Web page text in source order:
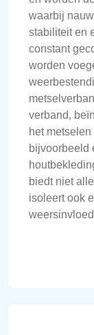
waarbij
stabiliteit en
constant
worden
verband,
het
bijvoorbeeld
biedt niet
isoleert ook